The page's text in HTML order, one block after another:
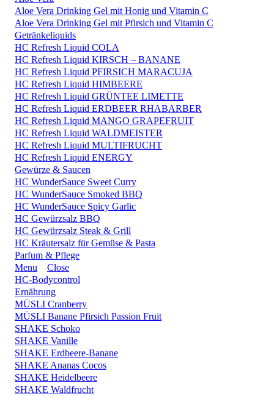
Aloe Vera Drinking Gel mit Honig und Vitamin C
Aloe Vera Drinking Gel mit Pfirsich und Vitamin C
Getränkeliquids
HC Refresh Liquid COLA
HC Refresh Liquid KIRSCH – BANANE
HC Refresh Liquid PFIRSICH MARACUJA
HC Refresh Liquid HIMBEERE
HC Refresh Liquid GRÜNTEE LIMETTE
HC Refresh Liquid ERDBEER RHABARBER
HC Refresh Liquid MANGO GRAPEFRUIT
HC Refresh Liquid WALDMEISTER
HC Refresh Liquid MULTIFRUCHT
HC Refresh Liquid ENERGY
Gewürze & Saucen
HC WunderSauce Sweet Curry
HC WunderSauce Smoked BBQ
HC WunderSauce Spicy Garlic
HC Gewürzsalz BBQ
HC Gewürzsalz Steak & Grill
HC Kräutersalz für Gemüse & Pasta
Parfum & Pflege
Menu
Close
HC-Bodycontrol
Ernährung
MÜSLI Cranberry
MÜSLI Banane Pfirsich Passion Fruit
SHAKE Schoko
SHAKE Vanille
SHAKE Erdbeere-Banane
SHAKE Ananas Cocos
SHAKE Heidelbeere
SHAKE Waldfrucht